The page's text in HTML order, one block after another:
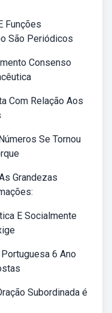
Funções
São Periódicos
Consenso
Com Relação Aos
Se Tornou
Grandezas
E Socialmente
6 Ano
Subordinada é